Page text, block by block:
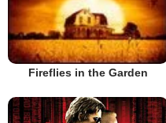
Fireflies in the Garden